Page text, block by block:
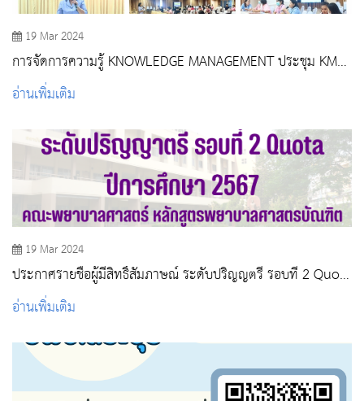
19 Mar 2024
การจัดการความรู้ KNOWLEDGE MANAGEMENT ประชุม KM
บุคลากรสายสนับสนุน
อ่านเพิ่มเติม
19 Mar 2024
ประกาศรายชื่อผู้มีสิทธิ์สัมภาษณ์ ระดับปริญญตรี รอบที่ 2 Quota
ปีการศึกษา 2567
อ่านเพิ่มเติม